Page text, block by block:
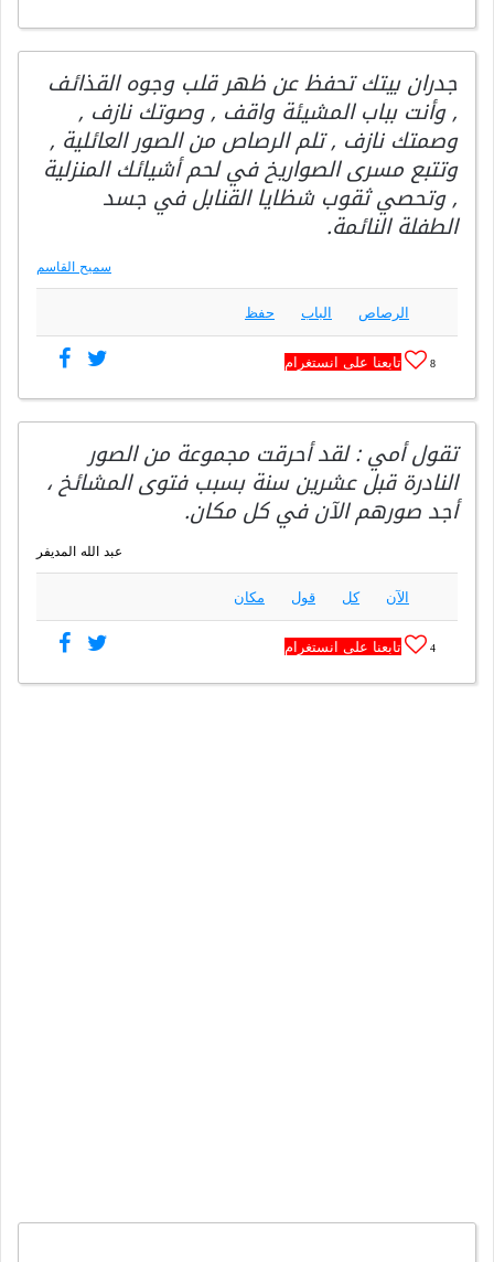
جدران بيتك تحفظ عن ظهر قلب وجوه القذائف
, وأنت بباب المشيئة واقف , وصوتك نازف ,
وصمتك نازف , تلم الرصاص من الصور العائلية ,
وتتبع مسرى الصواريخ في لحم أشيائك المنزلية
, وتحصي ثقوب شظايا القنابل في جسد
الطفلة النائمة.
سميح القاسم
الرصاص الباب حفظ
8 تابعنا على انستغرام
تقول أمي : لقد أحرقت مجموعة من الصور
النادرة قبل عشرين سنة بسبب فتوى المشائخ ،
أجد صورهم الآن في كل مكان.
عبد الله المديفر
الآن كل قول مكان
4 تابعنا على انستغرام